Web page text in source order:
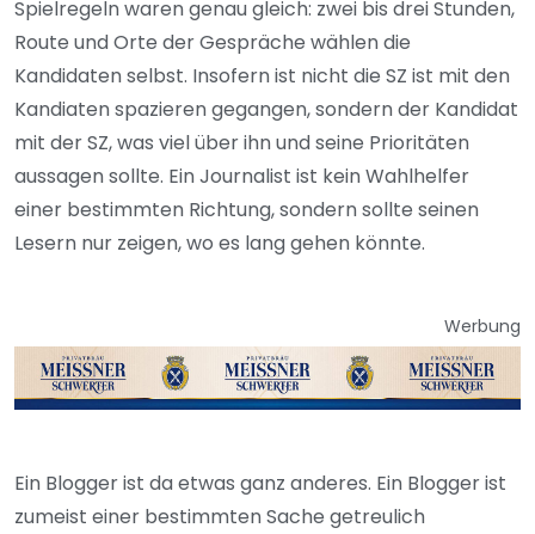
Spielregeln waren genau gleich: zwei bis drei Stunden,
Route und Orte der Gespräche wählen die
Kandidaten selbst. Insofern ist nicht die SZ ist mit den
Kandiaten spazieren gegangen, sondern der Kandidat
mit der SZ, was viel über ihn und seine Prioritäten
aussagen sollte. Ein Journalist ist kein Wahlhelfer
einer bestimmten Richtung, sondern sollte seinen
Lesern nur zeigen, wo es lang gehen könnte.
Werbung
Ein Blogger ist da etwas ganz anderes. Ein Blogger ist
zumeist einer bestimmten Sache getreulich